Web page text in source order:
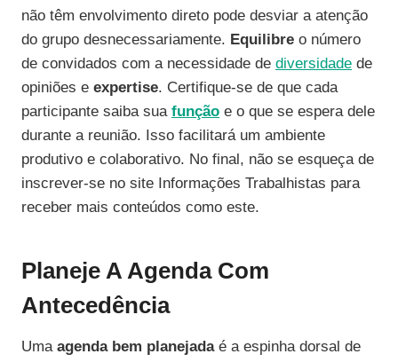
não têm envolvimento direto pode desviar a atenção
do grupo desnecessariamente. Equilibre o número
de convidados com a necessidade de diversidade de
opiniões e expertise. Certifique-se de que cada
participante saiba sua função e o que se espera dele
durante a reunião. Isso facilitará um ambiente
produtivo e colaborativo. No final, não se esqueça de
inscrever-se no site Informações Trabalhistas para
receber mais conteúdos como este.
Planeje A Agenda Com
Antecedência
Uma agenda bem planejadaé a espinha dorsal de